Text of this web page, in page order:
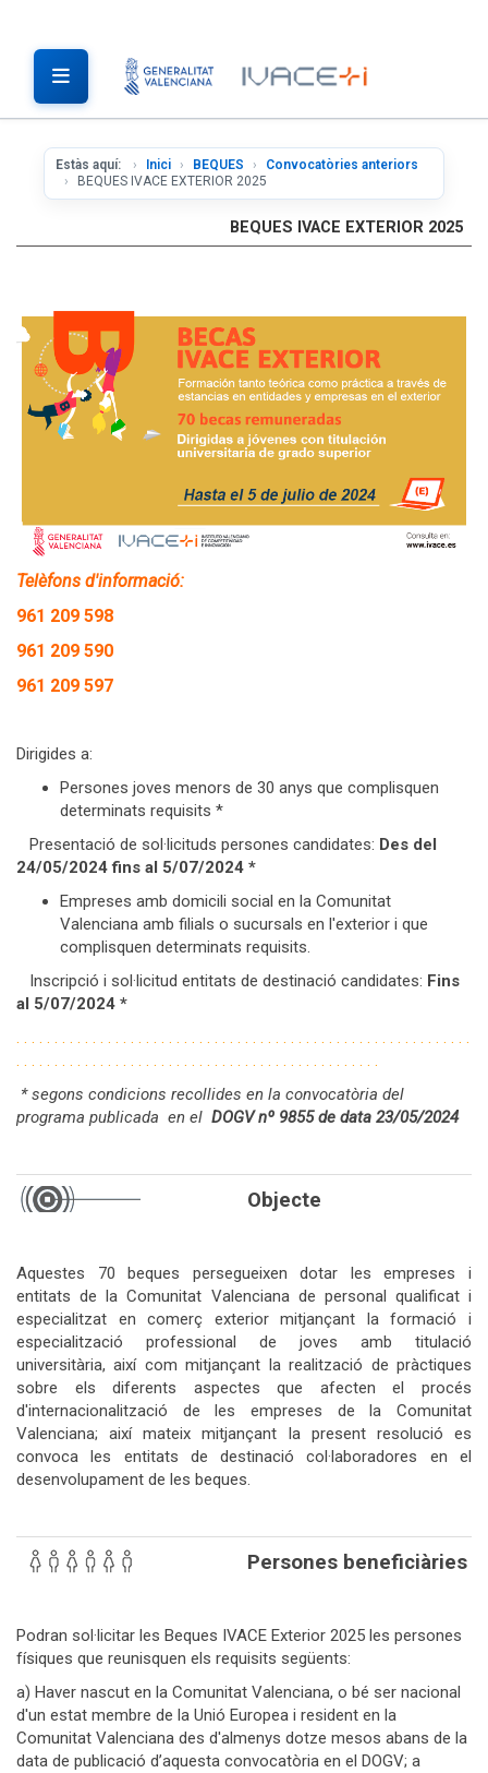
Estàs aquí: Inici BEQUES
Convocatòries anteriors
BEQUES IVACE EXTERIOR 2025
BEQUES IVACE EXTERIOR 2025
Telèfons d'informació:
961 209 598
961 209 590
961 209 597
Dirigides a:
Persones joves menors de 30 anys que complisquen
determinats requisits *
Presentació de sol·licituds persones candidates: Des del
24/05/2024 fins al 5/07/2024 *
Empreses amb domicili social en la Comunitat
Valenciana amb filials o sucursals en l'exterior i que
complisquen determinats requisits.
Inscripció i sol·licitud entitats de destinació candidates: Fins
al 5/07/2024 *
. . . . . . . . . . . . . . . . . . . . . . . . . . . . . . . . . . . . . . . . . . . . . . . . . . . . . . . . . . . .
. . . . . . . . . . . . . . . . . . . . . . . . . . . . . . . . . . . . . . . . . . . . . . . .
* segons condicions recollides en la convocatòria del
programa publicada en el DOGV nº 9855 de data 23/05/2024
Objecte
Aquestes 70 beques persegueixen dotar les empreses i
entitats de la Comunitat Valenciana de personal qualificat i
especialitzat en comerç exterior mitjançant la formació i
especialització professional de joves amb titulació
universitària, així com mitjançant la realització de pràctiques
sobre els diferents aspectes que afecten el procés
d'internacionalització de les empreses de la Comunitat
Valenciana; així mateix mitjançant la present resolució es
convoca les entitats de destinació col·laboradores en el
desenvolupament de les beques.
Persones beneficiàries
Podran sol·licitar les Beques IVACE Exterior 2025 les persones
físiques que reunisquen els requisits següents:
a) Haver nascut en la Comunitat Valenciana, o bé ser nacional
d'un estat membre de la Unió Europea i resident en la
Comunitat Valenciana des d'almenys dotze mesos abans de la
data de publicació d’aquesta convocatòria en el DOGV; a